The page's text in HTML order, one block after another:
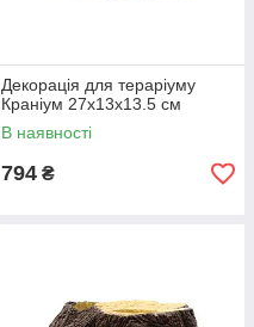
Декорація для тераріуму
Краніум 27x13x13.5 см
В наявності
794 ₴